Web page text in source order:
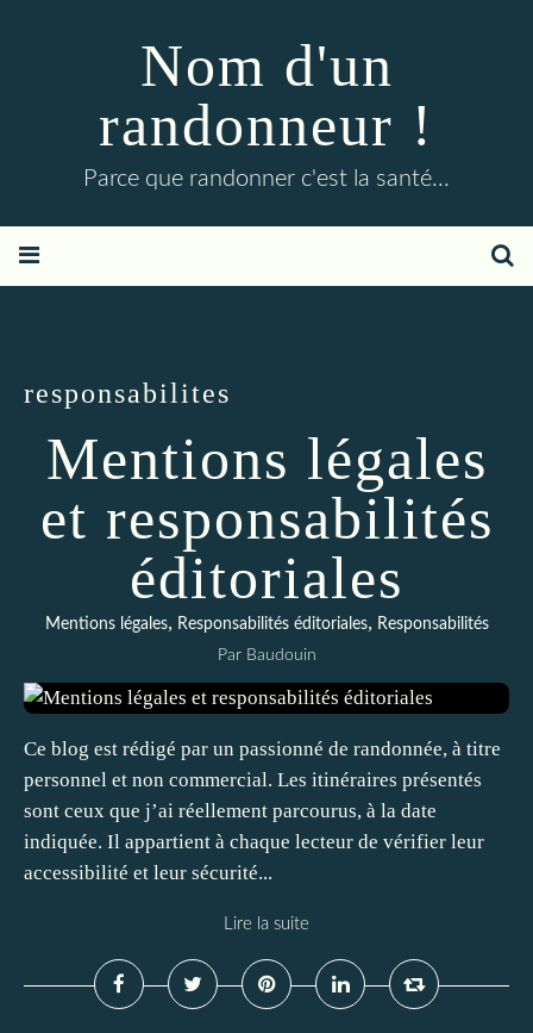
Nom d'un
randonneur !
Parce que randonner c'est la santé...
responsabilites
Mentions légales
et responsabilités
éditoriales
Mentions légales, Responsabilités éditoriales, Responsabilités
Par Baudouin
Ce blog est rédigé par un passionné de randonnée, à titre
personnel et non commercial. Les itinéraires présentés
sont ceux que j’ai réellement parcourus, à la date
indiquée. Il appartient à chaque lecteur de vérifier leur
accessibilité et leur sécurité...
Lire la suite